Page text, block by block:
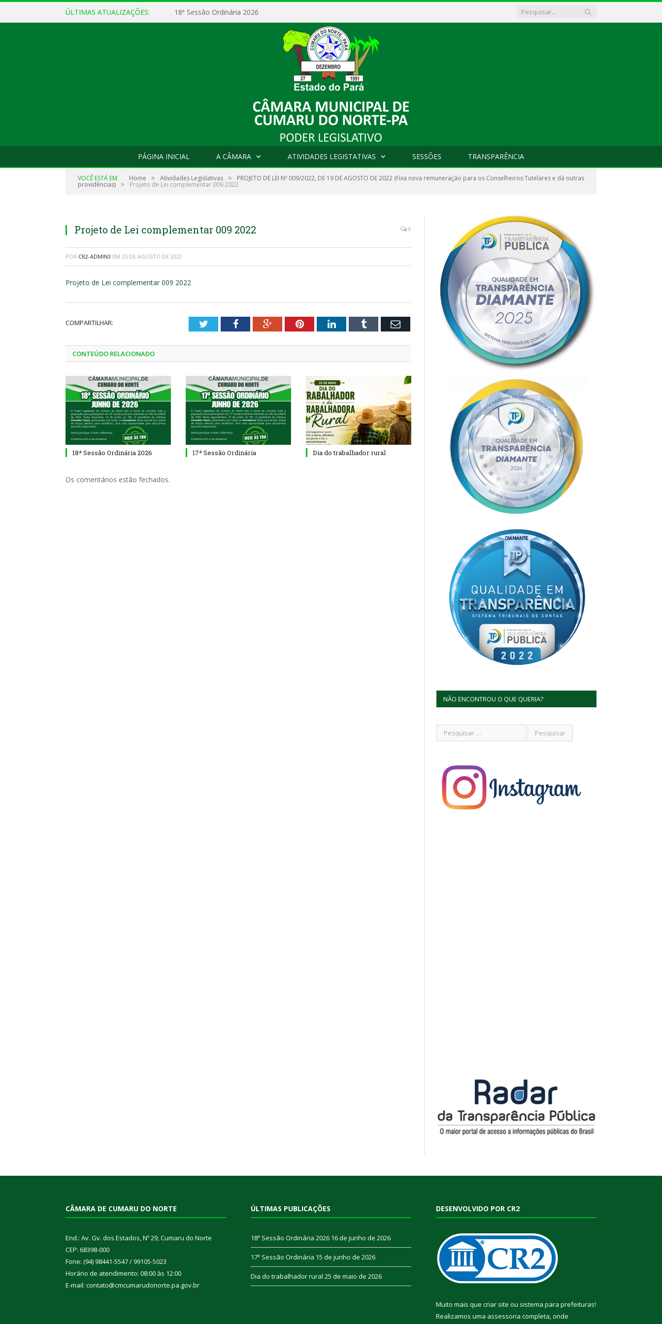
ÚLTIMAS ATUALIZAÇÕES: 18ª Sessão Ordinária 2026
PÁGINA INICIAL A CÂMARA ATIVIDADES LEGISTATIVAS SESSÕES TRANSPARÊNCIA
VOCÊ ESTÁ EM: Home » Atividades Legislativas » PROJETO DE LEI Nº 009/2022, DE 19 DE AGOSTO DE 2022 (Fixa nova remuneração para os Conselheiros Tutelares e dá outras
providências) » Projeto de Lei complementar 009 2022
Projeto de Lei complementar 009 2022 0
POR CR2-ADMIN3 EM 25 DE AGOSTO DE 2022
Projeto de Lei complementar 009 2022
COMPARTILHAR: TwitterFacebookGoogle+PinterestLinkedInTumblr Email
CONTEÚDO RELACIONADO
18ª Sessão Ordinária 2026 17ª Sessão Ordinária Dia do trabalhador rural
Os comentários estão fechados.
NÃO ENCONTROU O QUE QUERIA?
CÂMARA DE CUMARU DO NORTE
End.: Av. Gv. dos Estados, Nº 29, Cumaru do Norte
CEP: 68398-000
Fone: (94) 98441-5547 / 99105-5023
Horário de atendimento: 08:00 às 12:00
E-mail: contato@cmcumarudonorte.pa.gov.br
ÚLTIMAS PUBLICAÇÕES
18ª Sessão Ordinária 2026 16 de junho de 2026
17ª Sessão Ordinária 15 de junho de 2026
Dia do trabalhador rural 25 de maio de 2026
DESENVOLVIDO POR CR2
Muito mais que criar site ou sistema para prefeituras!
Realizamos uma assessoria completa, onde